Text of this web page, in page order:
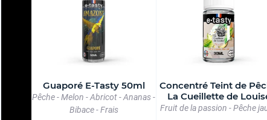
Guaporé E-Tasty 50ml
Pêche - Melon - Abricot - Ananas -
Bibace - Frais
Concentré Teint de
La Cueillette de
Fruit de la passion - Pêche